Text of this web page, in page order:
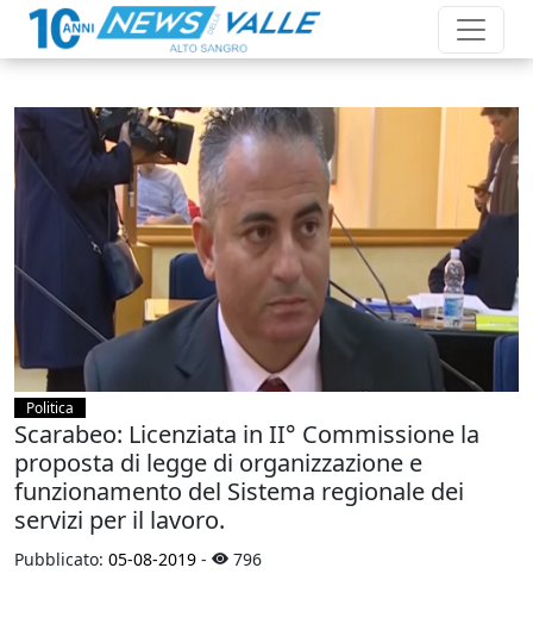
Politica
Scarabeo: Licenziata in II° Commissione la
proposta di legge di organizzazione e
funzionamento del Sistema regionale dei
servizi per il lavoro.
Pubblicato: 05-08-2019 - 796